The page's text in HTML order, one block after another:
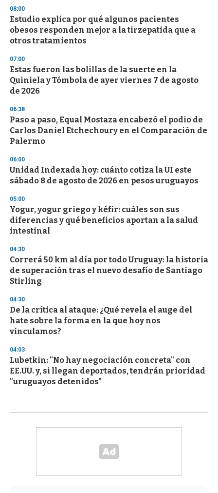
d
s
o
f
3
s
e
c
o
n
s
08:00
Estudio explica por qué algunos pacientes
obesos responden mejor a la tirzepatida que a
otros tratamientos
07:00
Estas fueron las bolillas de la suerte en la
Quiniela y Tómbola de ayer viernes 7 de agosto
de 2026
06:38
Paso a paso, Equal Mostaza encabezó el podio de
Carlos Daniel Etchechoury en el Comparación de
Palermo
06:00
Unidad Indexada hoy: cuánto cotiza la UI este
sábado 8 de agosto de 2026 en pesos uruguayos
05:00
Yogur, yogur griego y kéfir: cuáles son sus
diferencias y qué beneficios aportan a la salud
intestinal
04:30
Correrá 50 km al día por todo Uruguay: la historia
de superación tras el nuevo desafío de Santiago
Stirling
04:30
De la crítica al ataque: ¿Qué revela el auge del
hate sobre la forma en la que hoy nos
vinculamos?
04:03
Lubetkin: "No hay negociación concreta" con
EE.UU. y, si llegan deportados, tendrán prioridad
"uruguayos detenidos"